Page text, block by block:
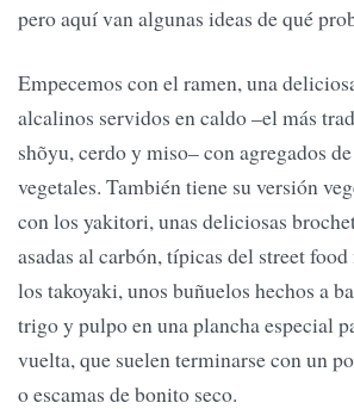
pero aquí van algunas ideas de qué
Empecemos con el ramen, una
alcalinos servidos en caldo –el más
shõyu, cerdo y miso– con agregados
vegetales. También tiene su versión
con los yakitori, unas deliciosas
asadas al carbón, típicas del street
los takoyaki, unos buñuelos hechos a
trigo y pulpo en una plancha especial
vuelta, que suelen terminarse con un
o escamas de bonito seco.